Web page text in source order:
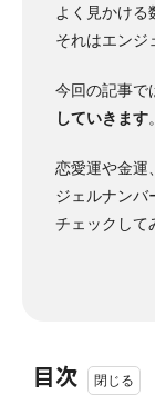
よく見かける
それはエンジ
今回の記事で
していきます。
恋愛運や金運
ジェルナンバ
チェックして
目次